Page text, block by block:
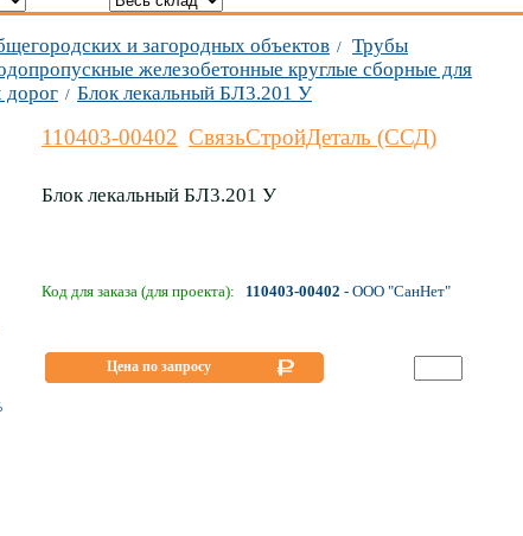
и загородных объектов / Трубы
железобетонные круглые сборные для
дорог / Блок лекальный БЛ3.201 У
110403-00402 СвязьСтройДеталь (ССД)
Блок лекальный БЛ3.201 У
Код для заказа (для проекта): 110403-00402 - ООО "СанНет"
Цена по запросу